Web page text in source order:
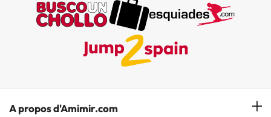
A propos d'Amimir.com